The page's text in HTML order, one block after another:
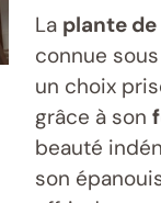
La plante
connue
un choix
grâce à son
beauté
son